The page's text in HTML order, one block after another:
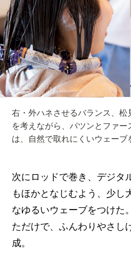
右・外ハネさせるバランス、
を考えながら、パツンとファ
は、自然で取れにくいウェーブ
次にロッドで巻き、デジタ
もほかとなじむよう、少し
なゆるいウェーブをつけた
ただけで、ふんわりやさし
成。